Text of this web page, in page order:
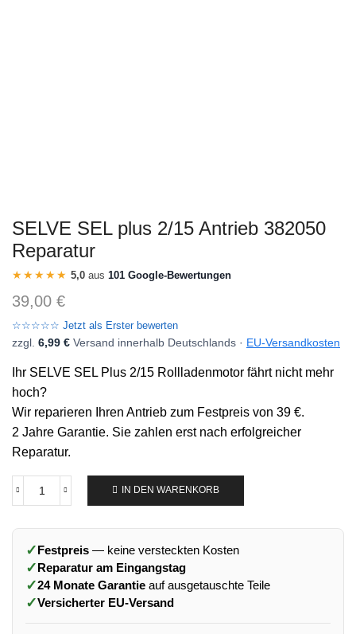
SELVE SEL plus 2/15 Antrieb 382050
Reparatur
★★★★★ 5,0 aus 101 Google-Bewertungen
39,00 €
☆☆☆☆☆ Jetzt als Erster bewerten
zzgl. 6,99 € Versand innerhalb Deutschlands · EU-Versandkosten
Ihr SELVE SEL Plus 2/15 Rollladenmotor fährt nicht mehr
hoch?
Wir reparieren Ihren Antrieb zum Festpreis von 39 €.
2 Jahre Garantie. Sie zahlen erst nach erfolgreicher
Reparatur.
IN DEN WARENKORB
✓Festpreis — keine versteckten Kosten
✓Reparatur am Eingangstag
✓24 Monate Garantie auf ausgetauschte Teile
✓Versicherter EU-Versand